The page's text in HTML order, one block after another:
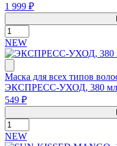
1 999 ₽
NEW
Маска для всех типов
ЭКСПРЕСС-УХОД, 380 мл
549 ₽
NEW